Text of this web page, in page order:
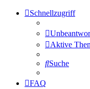
Schnellzugriff
Aktive
Suche
FAQ